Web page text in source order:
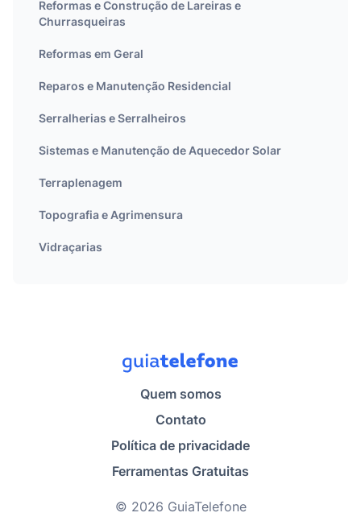
Reformas e Construção de Lareiras e
Churrasqueiras
Reformas em Geral
Reparos e Manutenção Residencial
Serralherias e Serralheiros
Sistemas e Manutenção de Aquecedor Solar
Terraplenagem
Topografia e Agrimensura
Vidraçarias
Quem somos
Contato
Política de privacidade
Ferramentas Gratuitas
© 2026 GuiaTelefone